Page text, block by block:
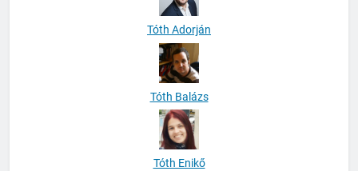
Tóth Adorján
Tóth Balázs
Tóth Enikő